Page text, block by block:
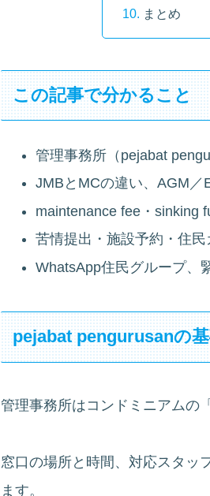
まとめ
この記事で分かること
管理事務所（pejabat
JMBとMCの違い、AGM／
maintenance fee・sinking
苦情提出・施設予約・住
WhatsApp住民グループ、
pejabat pengurusanの
管理事務所はコンドミニアムの
窓口の場所と時間、対応スタッ
ます。